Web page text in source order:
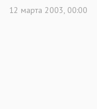
12 марта 2003, 00:00